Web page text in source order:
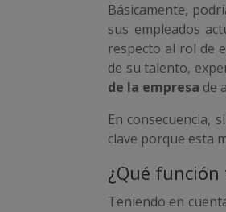
Básicamente,
sus empleados
respecto al rol de
de su talento,
de la empresa de
En consecuencia,
clave porque esta
¿Qué
Teniendo en